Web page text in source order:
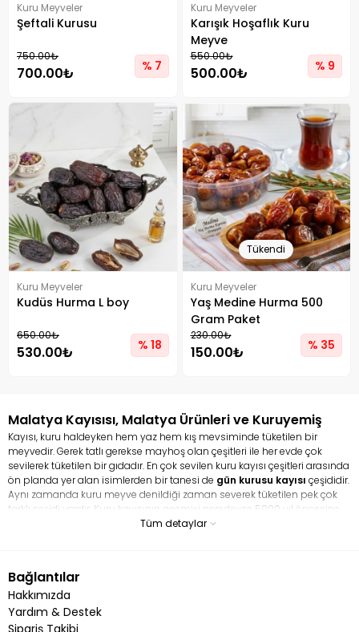
Kuru Meyveler
Şeftali Kurusu
750.00₺
700.00₺ % 7
Kuru Meyveler
Karışık Hoşaflık Kuru
Meyve
550.00₺
500.00₺ % 9
Kuru Meyveler
Kudüs Hurma L boy
650.00₺
530.00₺ % 18
Tükendi
Kuru Meyveler
Yaş Medine Hurma 500
Gram Paket
230.00₺
150.00₺ % 35
Malatya Kayısısı, Malatya Ürünleri ve Kuruyemiş
Kayısı, kuru haldeyken hem yaz hem kış mevsiminde tüketilen bir
meyvedir. Gerek tatlı gerekse mayhoş olan çeşitleri ile her evde çok
sevilerek tüketilen bir gıdadır. En çok sevilen kuru kayısı çeşitleri arasında
ön planda yer alan isimlerden bir tanesi de gün kurusu kayısı çeşididir.
Aynı zamanda kuru meyve denildiği zaman severek tüketilen pek çok
farklı çeşidi vardır. Kuru kayısının geçmişi neredeyse 5000 yıl öncesine
dayanır. Hem taze kayısı hem de kurusu ile tamamen bir şifa
gıdadır. Aynı zamanda lif bakımından zengin bir içeriğe sahip olduğu
için bağırsak problemini çözmeye yardım eder. İçerisindeki potasyum
kalp sağlığını korurken, magnezyum ise kan basıncını dengeler.
Tüm detaylar
Bağlantılar
Hakkımızda
Yardım & Destek
Sipariş Takibi